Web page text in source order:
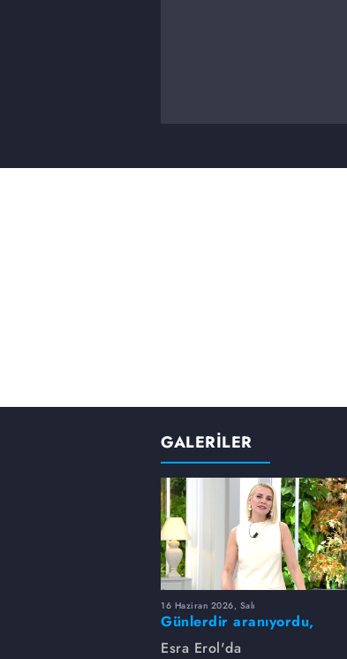
GALERİLER
16 Haziran 2026, Salı
Günlerdir aranıyordu,
dakikalar içinde bulundu!
Esra Erol'da